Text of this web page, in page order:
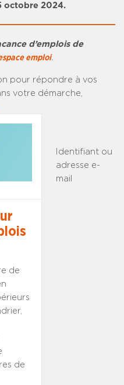
octobre 2024.
d’emplois de
emploi.
pour répondre à vos
votre démarche,
de
de
Identifiant ou
adresse e-
mail